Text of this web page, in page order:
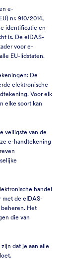
e-
nr. 910/2014,
identificatie en
is. De eIDAS-
voor e-
EU-lidstaten.
De
elektronische
Voor elk
elke soort kan
veiligste van de
e-handtekening
handel
met de eIDAS-
Het
die van
dat je aan alle